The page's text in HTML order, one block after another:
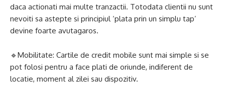
daca actionati mai multe tranzactii. Totodata clientii nu sunt
nevoiti sa astepte si principiul ‘plata prin un simplu tap’
devine foarte avutagaros.
🔹Mobilitate: Cartile de credit mobile sunt mai simple si se
pot folosi pentru a face plati de oriunde, indiferent de
locatie, moment al zilei sau dispozitiv.